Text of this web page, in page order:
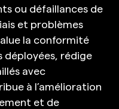
ou défaillances de
et problèmes
la conformité
déployées, rédige
avec
à l’amélioration
et de